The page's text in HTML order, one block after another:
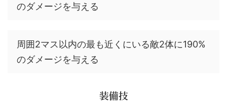
のダメージを与える
周囲2マス以内の最も近くにいる敵2体に190%
のダメージを与える
装備技